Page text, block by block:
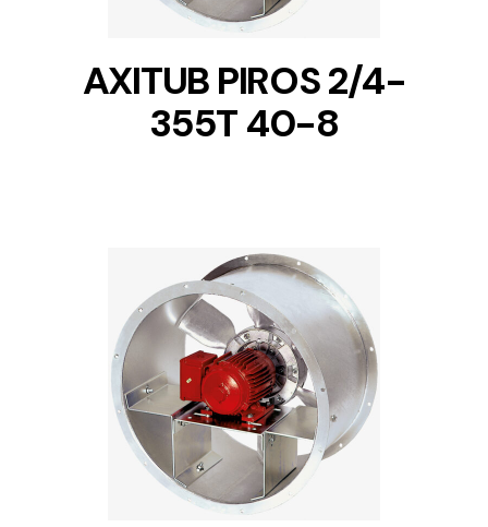
AXITUB PIROS 2/4-
355T 40-8
DETAILS